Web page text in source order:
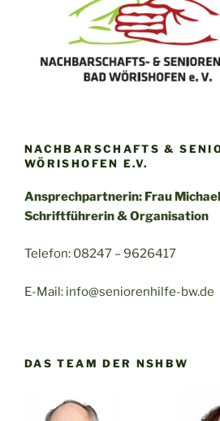
NACHBARSCHAFTS &
WÖRISHOFEN E.V.
Ansprechpartnerin: Frau
Schriftführerin & Organisation
Telefon: 08247 – 9626417
E-Mail: info@seniorenhilfe-bw.de
DAS TEAM DER NSHBW